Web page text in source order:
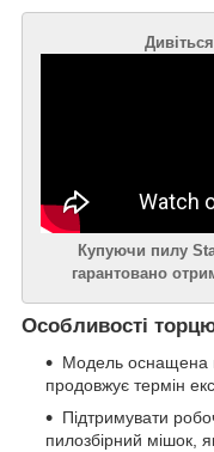
Купуючи пилу
гарантовано
Особливості
Модель оснащена
продовжує термін
Підтримувати
пилозбірний мішок,